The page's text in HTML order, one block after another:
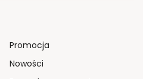
Promocja
Nowości